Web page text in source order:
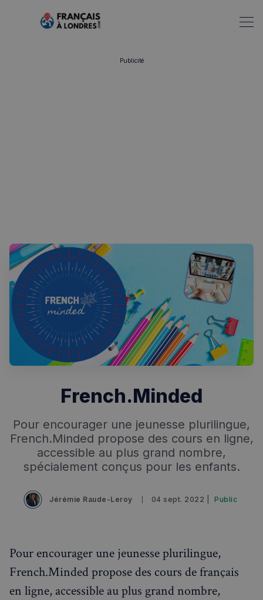
Rechercher dans Français à Londres - Magazine
RECHERCHES POPULAIRES
Annuaire des professionnels
Visites guidées
Publicité
French.Minded
Pour encourager une jeunesse plurilingue,
French.Minded propose des cours en ligne,
accessible au plus grand nombre,
spécialement conçus pour les enfants.
Jérémie Raude-Leroy 04 sept. 2022 | Public
Pour encourager une jeunesse plurilingue,
French.Minded propose des cours de français
en ligne, accessible au plus grand nombre,